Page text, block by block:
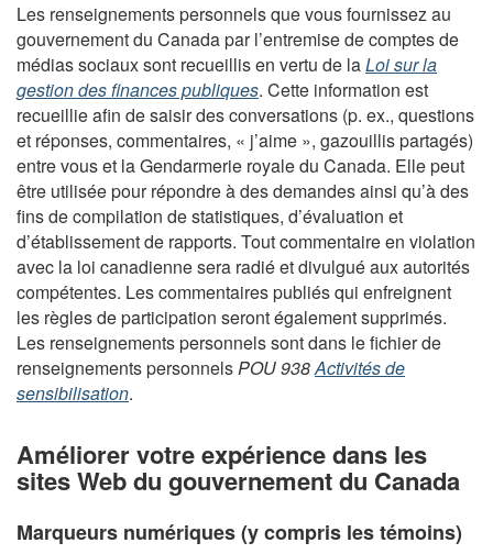
Les renseignements personnels que vous fournissez au
gouvernement du Canada par l’entremise de comptes de
médias sociaux sont recueillis en vertu de laLoi sur la
gestion des finances publiques. Cette information est
recueillie afin de saisir des conversations (p. ex., questions
et réponses, commentaires, « j’aime », gazouillis partagés)
entre vous et la Gendarmerie royale du Canada. Elle peut
être utilisée pour répondre à des demandes ainsi qu’à des
fins de compilation de statistiques, d’évaluation et
d’établissement de rapports. Tout commentaire en violation
avec la loi canadienne sera radié et divulgué aux autorités
compétentes. Les commentaires publiés qui enfreignent
les règles de participation seront également supprimés.
Les renseignements personnels sont dans le fichier de
renseignements personnelsPOU 938Activités de
sensibilisation.
Améliorer votre expérience dans les
sites Web du gouvernement du Canada
Marqueurs numériques (y compris les témoins)